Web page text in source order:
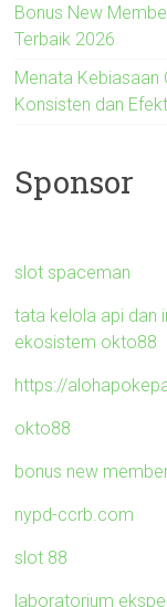
Bonus New
Terbaik 2026
Menata Kebiasaan
Konsisten dan
Sponsor
slot spaceman
tata kelola api dan
ekosistem okto88
https://
okto88
bonus new
nypd-ccrb.com
slot 88
laboratorium